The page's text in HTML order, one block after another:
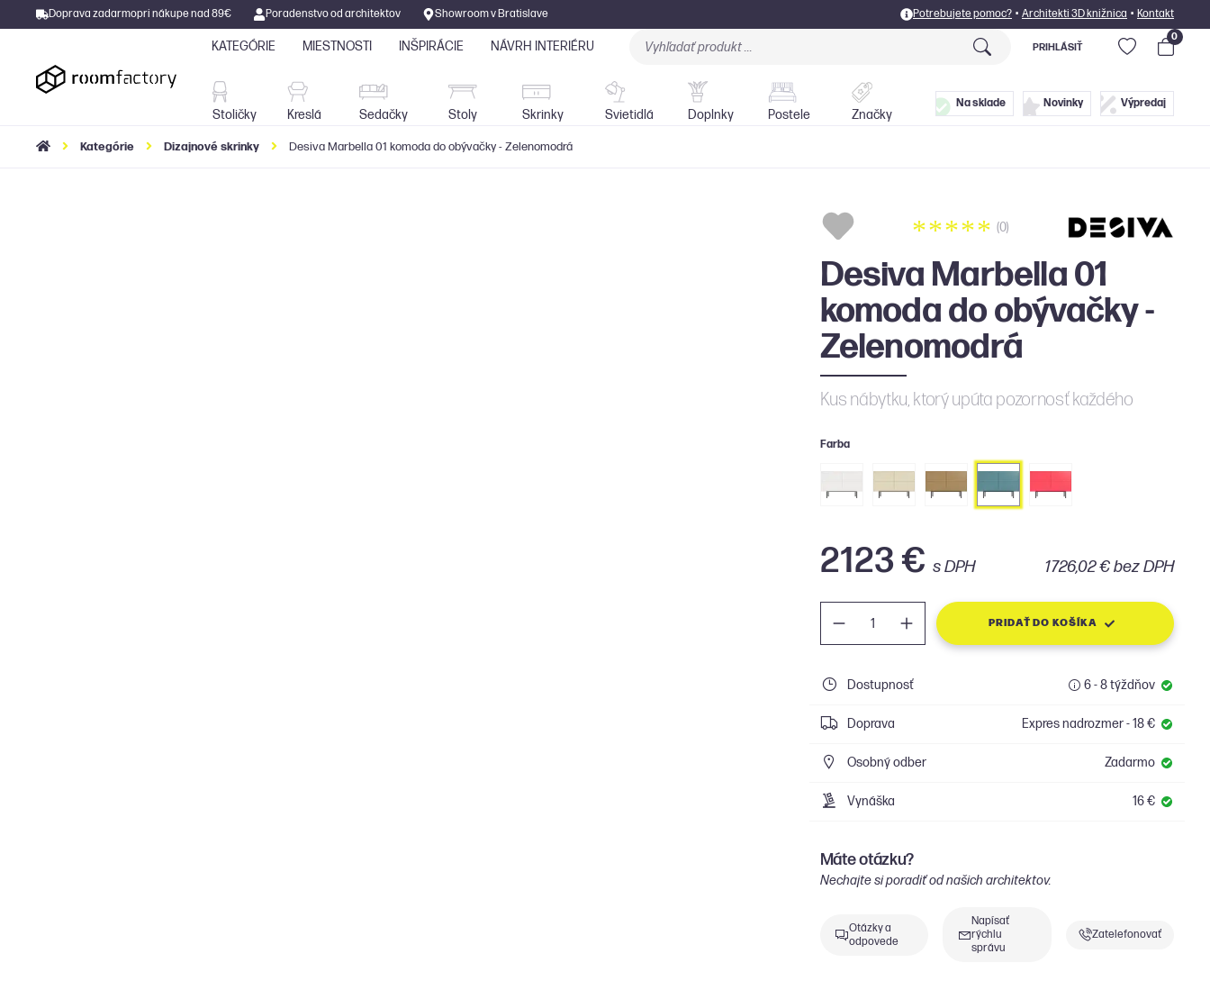
Doprava zadarmopri nákupe nad 89€ Poradenstvo od architektov Showroom v Bratislave Potrebujete pomoc? • Architekti 3D knižnica • Kontakt
KATEGÓRIE
Kreslá Sedačky Svietidlá Doplnky Postele
MIESTNOSTI INŠPIRÁCIE NÁVRH INTERIÉRU PRIHLÁSIŤ
0
Stoličky Kreslá Sedačky Stoly Skrinky Svietidlá Doplnky Postele Značky
Na sklade Novinky Výpredaj
Kategórie Dizajnové skrinky Desiva Marbella 01 komoda do obývačky - Zelenomodrá
(0)
Desiva Marbella 01
komoda do obývačky -
Zelenomodrá
Kus nábytku, ktorý upúta pozornosť každého
Farba
2123 € s DPH 1726,02 € bez DPH
PRIDAŤ DO KOŠÍKA
Dostupnosť 6 - 8 týždňov
Doprava Expres nadrozmer - 18 €
Osobný odber Zadarmo
Vynáška 16 €
Máte otázku?
Nechajte si poradiť od našich architektov.
Otázky a
odpovede
Napísať
rýchlu
správu
Zatelefonovať